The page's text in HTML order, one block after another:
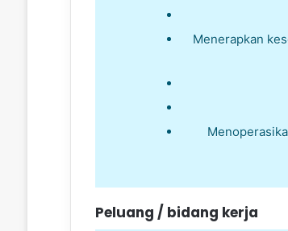
Menerapkan
Peluang / bidang kerja